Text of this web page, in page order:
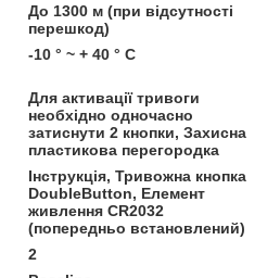
До 1300 м (при відсутності
перешкод)
-10 ° ~ + 40 ° C
Для активації тривоги
необхідно одночасно
затиснути 2 кнопки, Захисна
пластикова перегородка
Інструкція, Тривожна кнопка
DoubleButton, Елемент
живлення CR2032
(попередньо встановлений)
2